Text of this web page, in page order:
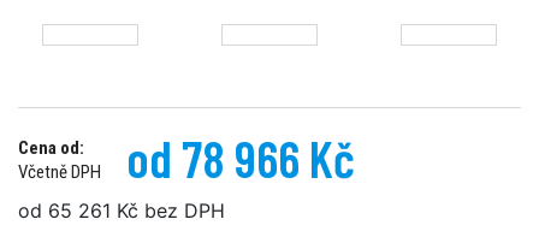
Cena od:
Včetně DPH
od 78 966 Kč
od 65 261 Kč bez DPH